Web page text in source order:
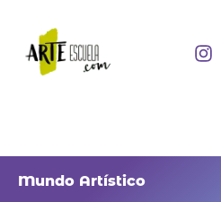
contenido
I
n
r
Mundo Artístico